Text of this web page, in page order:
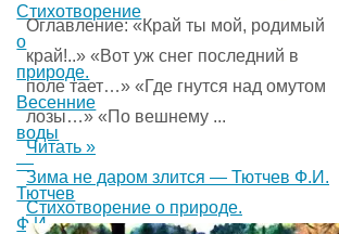
Стихотворение
о
природе.
Весенние
воды
—
Тютчев
Ф.И.
Оглавление: «Край ты мой, родимый
край!..» «Вот уж снег последний в
поле тает…» «Где гнутся над омутом
лозы…» «По вешнему ...
Читать »
Зима не даром злится — Тютчев Ф.И.
Стихотворение о природе.